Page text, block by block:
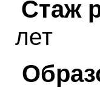
Стаж
лет